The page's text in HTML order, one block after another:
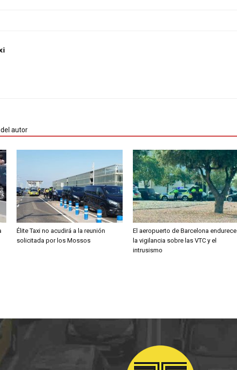
del autor
Élite Taxi no acudirá a la reunión
solicitada por los Mossos
El aeropuerto de Barcelona endurece
la vigilancia sobre las VTC y el
intrusismo